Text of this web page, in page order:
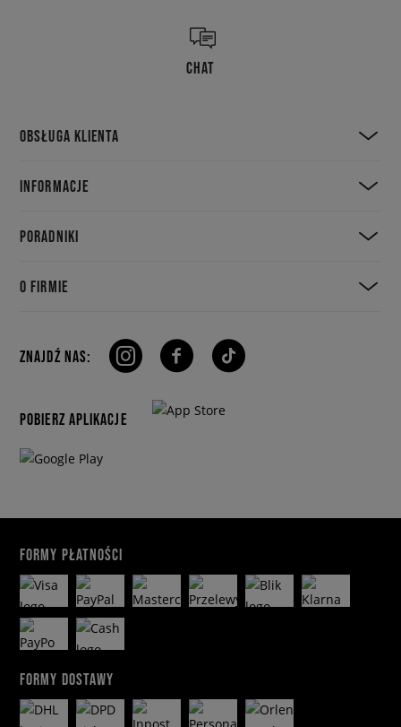
CHAT
OBSŁUGA KLIENTA
INFORMACJE
PORADNIKI
O FIRMIE
ZNAJDŹ NAS:
POBIERZ APLIKACJE
FORMY PŁATNOŚCI
FORMY DOSTAWY